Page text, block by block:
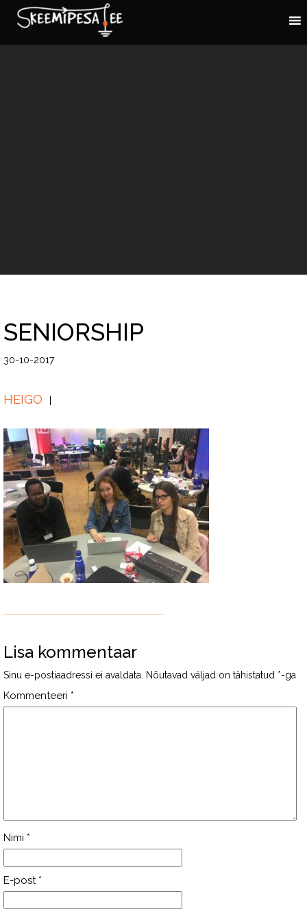
SENIORSHIP
30-10-2017
HEIGO
Lisa kommentaar
Sinu e-postiaadressi ei avaldata. Nõutavad väljad on tähistatud *-ga
Kommenteeri *
Nimi *
E-post *